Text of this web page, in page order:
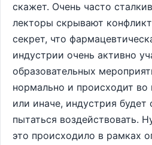
скажет. Очень часто
лекторы скрывают
секрет, что
индустрии очень активно
образовательных
нормально и происходит
или иначе, индустрия будет
пытаться воздействовать.
это происходило в рамках